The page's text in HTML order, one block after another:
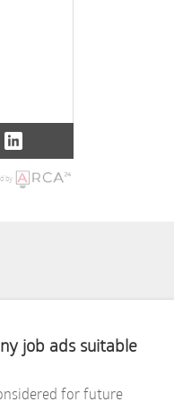
by
job ads suitable
for future